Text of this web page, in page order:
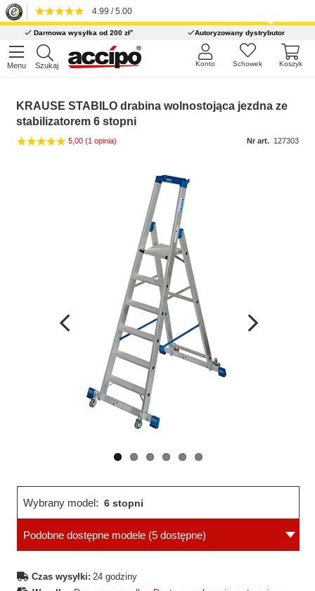
4.99 / 5.00
Darmowa wysyłka od 200 zł* Autoryzowany dystrybutor
Menu Szukaj Koszyk
Schowek
Konto
KRAUSE STABILO drabina wolnostojąca jezdna ze
stabilizatorem 6 stopni
5,00 (1 opinia) Nr art. 127303
Wcześniejsza
Wybrany model: 6 stopni
Podobne dostępne modele (5 dostępne)
Czas wysyłki: 24 godziny